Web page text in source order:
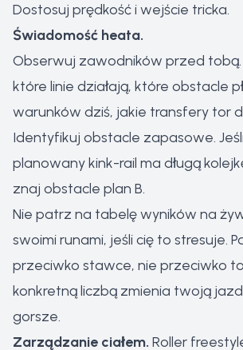
Dostosuj prędkość i wejście tricka.
Świadomość heata.
Obserwuj zawodników przed tobą.
które linie działają, które obstacle
warunków dziś, jakie transfery tor
Identyfikuj obstacle zapasowe.
planowany kink-rail ma długą
znaj obstacle plan B.
Nie patrz na tabelę wyników na
swoimi runami, jeśli cię to stresuje.
przeciwko stawce, nie przeciwko
konkretną liczbą zmienia twoją
gorsze.
Zarządzanie ciałem. Roller